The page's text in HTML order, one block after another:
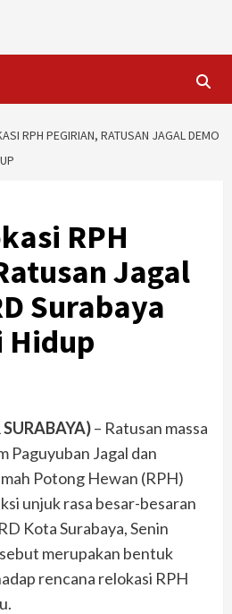
RPH PEGIRIAN, RATUSAN JAGAL DEMO
RPH
Jagal
Surabaya
Hidup
– Ratusan massa
Paguyuban Jagal dan
Potong Hewan (RPH)
unjuk rasa besar-besaran
Kota Surabaya, Senin
merupakan bentuk
rencana relokasi RPH